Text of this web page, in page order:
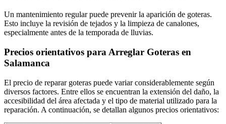
Un mantenimiento regular puede prevenir la aparición de goteras.
Esto incluye la revisión de tejados y la limpieza de canalones,
especialmente antes de la temporada de lluvias.
Precios orientativos para Arreglar Goteras en
Salamanca
El precio de reparar goteras puede variar considerablemente según
diversos factores. Entre ellos se encuentran la extensión del daño, la
accesibilidad del área afectada y el tipo de material utilizado para la
reparación. A continuación, se detallan algunos precios orientativos: